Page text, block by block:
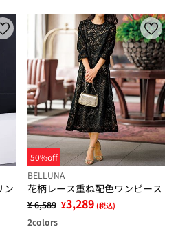
ン
50%off
BELLUNA
花柄レース重ね配色ワンピース
¥ 6,589 ¥3,289 (税込)
2colors